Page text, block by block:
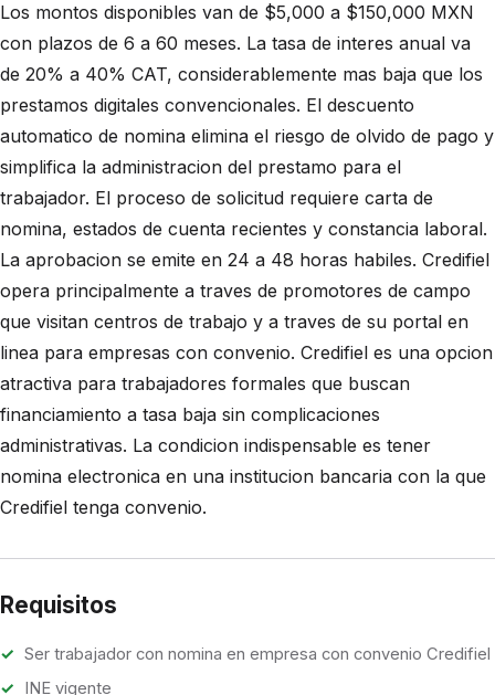
Los montos disponibles van de $5,000 a $150,000 MXN
con plazos de 6 a 60 meses. La tasa de interes anual va
de 20% a 40% CAT, considerablemente mas baja que los
prestamos digitales convencionales. El descuento
automatico de nomina elimina el riesgo de olvido de pago y
simplifica la administracion del prestamo para el
trabajador. El proceso de solicitud requiere carta de
nomina, estados de cuenta recientes y constancia laboral.
La aprobacion se emite en 24 a 48 horas habiles. Credifiel
opera principalmente a traves de promotores de campo
que visitan centros de trabajo y a traves de su portal en
linea para empresas con convenio. Credifiel es una opcion
atractiva para trabajadores formales que buscan
financiamiento a tasa baja sin complicaciones
administrativas. La condicion indispensable es tener
nomina electronica en una institucion bancaria con la que
Credifiel tenga convenio.
Requisitos
Ser trabajador con nomina en empresa con convenio Credifiel
INE vigente